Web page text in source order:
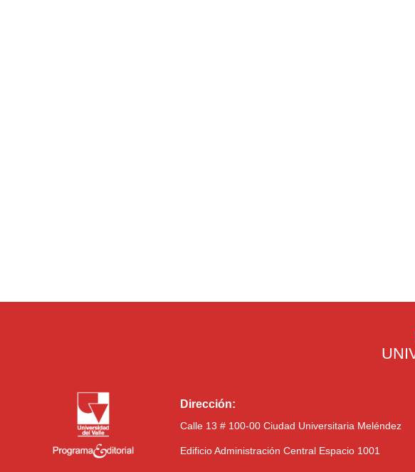
Dirección:
Calle 13 # 100-00 Ciudad Universitaria Meléndez
Edificio Administración Central Espacio 1001